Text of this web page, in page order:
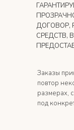
ДОГОВОР,
СРЕДСТВ,
Заказы
повтор
размерах,
под